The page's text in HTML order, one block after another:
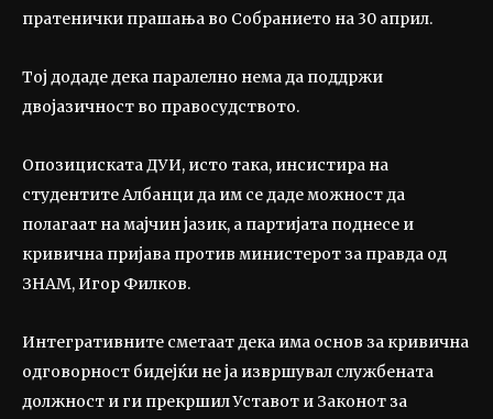
пратенички прашања во Собранието на 30 април.
Тој додаде дека паралелно нема да поддржи
двојазичност во правосудството.
Опозициската ДУИ, исто така, инсистира на
студентите Албанци да им се даде можност да
полагаат на мајчин јазик, а партијата поднесе и
кривична пријава против министерот за правда од
ЗНАМ, Игор Филков.
Интегративните сметаат дека има основ за кривична
одговорност бидејќи не ја извршувал службената
должност и ги прекршил Уставот и Законот за